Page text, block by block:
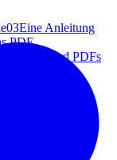
03Eine Anleitung
PDF
und PDFs